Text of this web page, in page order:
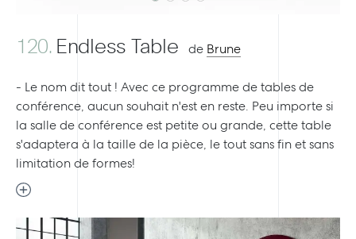
120. Endless Table de Brune
- Le nom dit tout ! Avec ce programme de tables de
conférence, aucun souhait n'est en reste. Peu importe si
la salle de conférence est petite ou grande, cette table
s'adaptera à la taille de la pièce, le tout sans fin et sans
limitation de formes!